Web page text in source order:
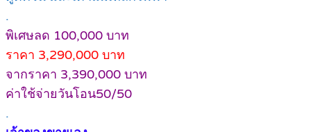
.
พิเศษลด 100,000 บาท
ราคา 3,290,000 บาท
จากราคา 3,390,000 บาท
ค่าใช้จ่ายวันโอน50/50
.